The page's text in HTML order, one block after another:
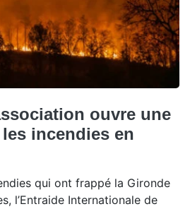
ouvre une
incendies en
qui ont frappé la Gironde
l’Entraide Internationale de